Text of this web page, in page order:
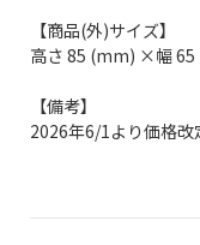
【商品(外)サイズ】
高さ 85 (mm) ×幅
【備考】
2026年6/1より価格改